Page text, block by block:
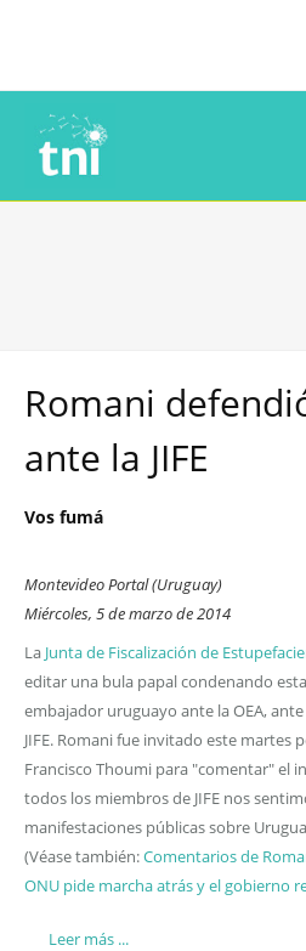
Romani
ante la JIFE
Vos fumá
Montevideo Portal (Uruguay)
Miércoles, 5 de marzo de 2014
La Junta de Fiscalización de
editar una bula papal condenando
embajador uruguayo ante la OEA,
JIFE. Romani fue invitado este martes
Francisco Thoumi para "comentar" el
todos los miembros de JIFE nos
manifestaciones públicas sobre
(Véase también:Comentarios de
ONU pide marcha atrás y el gobierno
Leer más ...